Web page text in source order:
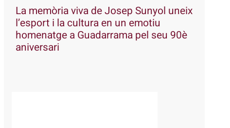
La memòria viva de Josep Sunyol uneix
l’esport i la cultura en un emotiu
homenatge a Guadarrama pel seu 90è
aniversari